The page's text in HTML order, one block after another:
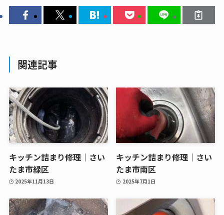
関連記事
キッチン詰まり修理｜さい
たま市緑区
2025年11月13日
キッチン詰まり修理｜さい
たま市南区
2025年7月1日